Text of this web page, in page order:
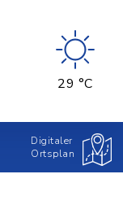
29 °C
Digitaler
Ortsplan